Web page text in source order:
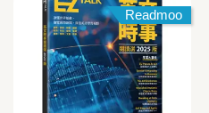
Readmoo